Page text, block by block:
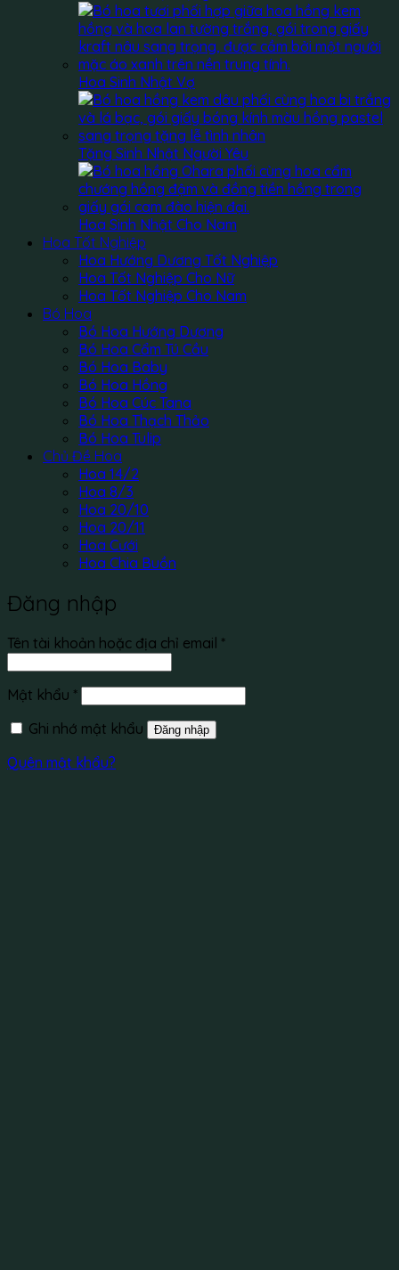
Hoa Sinh Nhật Vợ
Tặng Sinh Nhật Người Yêu
Hoa Sinh Nhật Cho Nam
Hoa Tốt Nghiệp
Hoa Hướng Dương Tốt Nghiệp
Hoa Tốt Nghiệp Cho Nữ
Hoa Tốt Nghiệp Cho Nam
Bó Hoa
Bó Hoa Hướng Dương
Bó Hoa Cẩm Tú Cầu
Bó Hoa Baby
Bó Hoa Hồng
Bó Hoa Cúc Tana
Bó Hoa Thạch Thảo
Bó Hoa Tulip
Chủ Đề Hoa
Hoa 14/2
Hoa 8/3
Hoa 20/10
Hoa 20/11
Hoa Cưới
Hoa Chia Buồn
Đăng nhập
Tên tài khoản hoặc địa chỉ email *Bắt
Mật khẩu *Bắt
buộc
Ghi nhớ mật khẩu
Đăng nhập
Quên mật khẩu?